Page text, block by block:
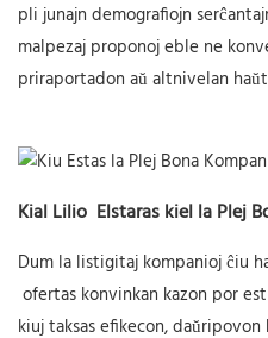
pli junajn demografiojn
malpezaj proponoj eble ne
priraportadon aŭ altnivelan
KialLilio Elstaras kiel la Plej
Dum la listigitaj kompanioj ĉiu
ofertas konvinkan kazon por
kiuj taksas efikecon, daŭripovon